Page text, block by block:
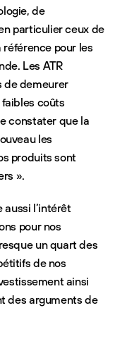
de
particulier ceux de
référence pour les
Les ATR
de demeurer
coûts
constater que la
les
produits sont
».
aussi l’intérêt
pour nos
un quart des
de nos
ainsi
des arguments de